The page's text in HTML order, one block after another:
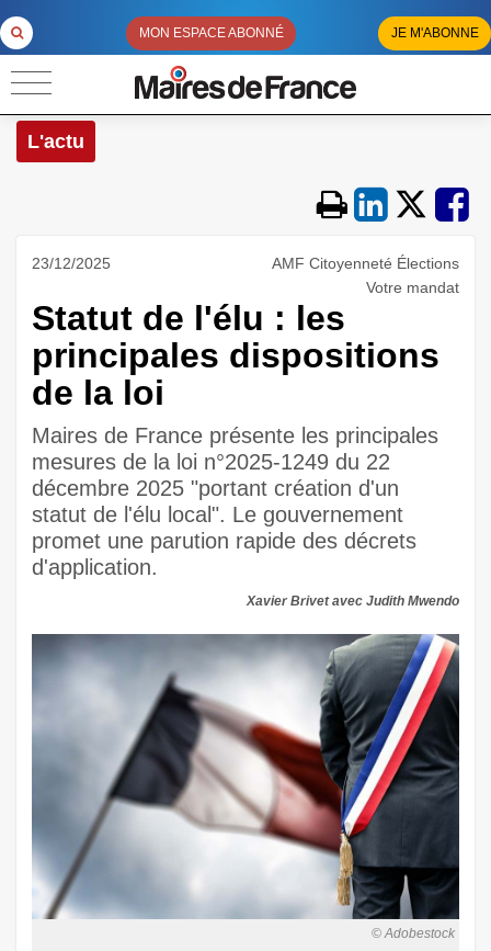
MON ESPACE ABONNÉ JE M'ABONNE
L'actu
23/12/2025
AMF Citoyenneté Élections
Votre mandat
Statut de l'élu : les
principales dispositions
de la loi
Maires de France présente les principales
mesures de la loi n°2025-1249 du 22
décembre 2025 "portant création d'un
statut de l'élu local". Le gouvernement
promet une parution rapide des décrets
d'application.
Xavier Brivet avec Judith Mwendo
© Adobestock